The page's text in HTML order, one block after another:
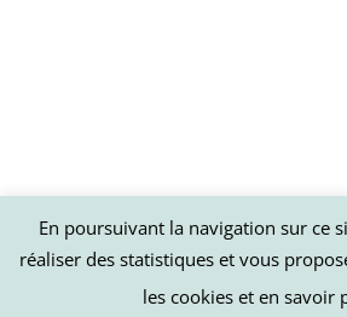
En poursuivant la navigation sur ce
réaliser des statistiques et vous
les cookies et en savoir